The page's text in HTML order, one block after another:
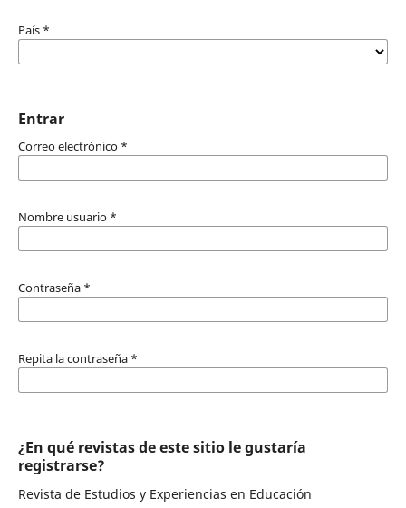
País *
Entrar
Correo electrónico *
Nombre usuario *
Contraseña *
Repita la contraseña *
¿En qué revistas de este sitio le gustaría
registrarse?
Revista de Estudios y Experiencias en Educación